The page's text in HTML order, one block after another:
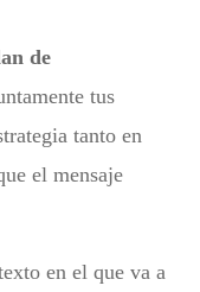
de
tus
tanto en
el mensaje
en el que va a